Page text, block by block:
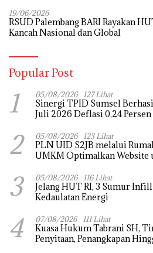
19/06/2026
RSUD Palembang BARI Rayakan
Kancah Nasional dan Global
Popular Post
1 05/08/2026 127 Lihat
Sinergi TPID Sumsel
Juli 2026 Deflasi 0,24
2 05/08/2026 123 Lihat
PLN UID S2JB melalui
UMKM Optimalkan Website
3 05/08/2026 116 Lihat
Jelang HUT RI, 3 Sumur
Kedaulatan Energi
4 07/08/2026 111 Lihat
‎Kuasa Hukum Tabrani SH,
Penyitaan, Penangkapan